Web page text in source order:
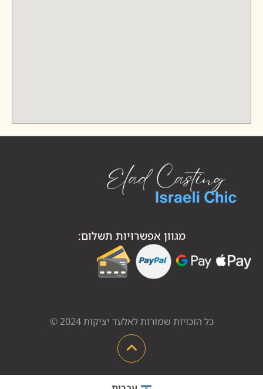
מגוון אפשרויות תשלום:
כל הזכויות שמורות לאלעד יציקות 2024 ©